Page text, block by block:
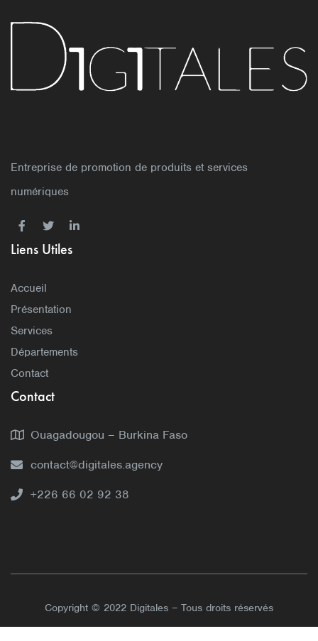
Entreprise de promotion de produits et services
numériques
Liens Utiles
Accueil
Présentation
Services
Départements
Contact
Contact
Ouagadougou – Burkina Faso
contact@digitales.agency
+226 66 02 92 38
Copyright © 2022 Digitales – Tous droits réservés